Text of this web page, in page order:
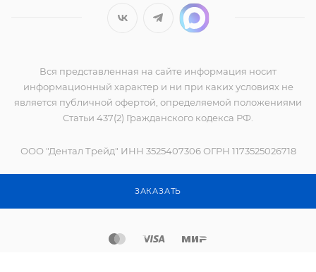
ЗАКАЗАТЬ
Вся представленная на сайте информация носит
информационный характер и ни при каких условиях не
является публичной офертой, определяемой положениями
Статьи 437(2) Гражданского кодекса РФ.
ООО "Дентал Трейд" ИНН 3525407306 ОГРН 1173525026718